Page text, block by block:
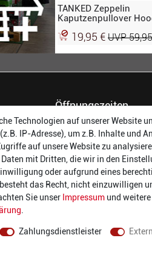
TANKED Zeppelin
Kaputzenpullover
grau-grün
19,95 € UVP
Öffnungszeiten
Montag:
Dienstag:
Mittwoch:
Donnerstag:
Freitag:
Samstag:
Technologien auf unserer Website
IP-Adresse), um z.B. Inhalte und
auf unsere Website zu
mit Dritten, die wir in den
oder aufgrund eines
das Recht, nicht einzuwilligen
Sie unser Impressum und
Zahlungsdienstleister